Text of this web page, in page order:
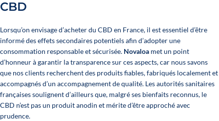
CBD
Lorsqu’on envisage d’acheter du CBD en France, il est essentiel d’être
informé des effets secondaires potentiels afin d’adopter une
consommation responsable et sécurisée. Novaloa met un point
d’honneur à garantir la transparence sur ces aspects, car nous savons
que nos clients recherchent des produits fiables, fabriqués localement et
accompagnés d’un accompagnement de qualité. Les autorités sanitaires
françaisessoulignent d’ailleurs que, malgré ses bienfaits reconnus, le
CBD n’est pas un produit anodin et mérite d’être approché avec
prudence.